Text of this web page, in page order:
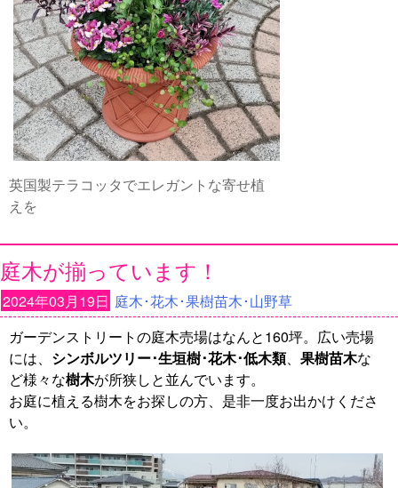
英国製テラコッタでエレガントな寄せ植
えを
庭木が揃っています！
2024年03月19日 庭木･花木･果樹苗木･山野草
ガーデンストリートの庭木売場はなんと160坪。広い売場
には、 シンボルツリー･生垣樹･花木･低木類、 果樹苗木な
ど様々な樹木が所狭しと並んでいます。
お庭に植える樹木をお探しの方、是非一度お出かけくださ
い。